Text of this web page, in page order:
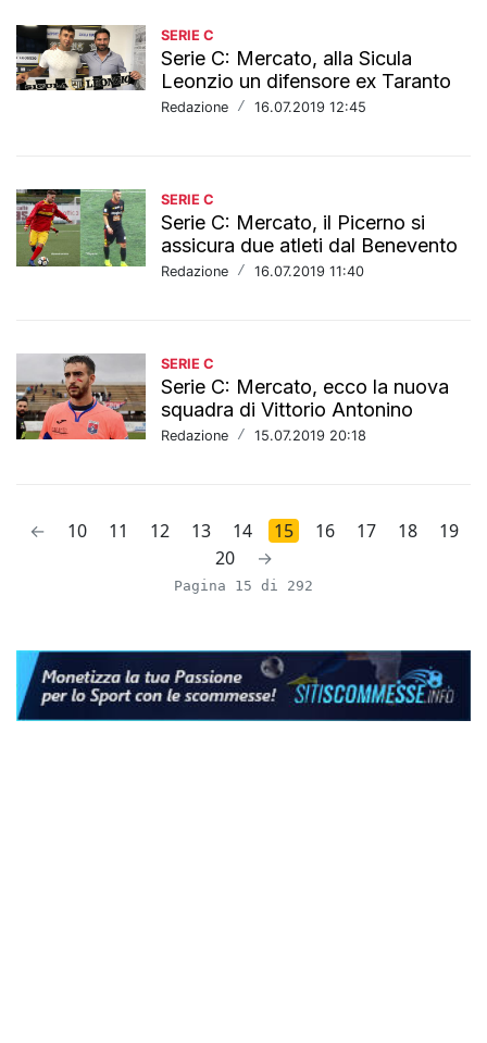
SERIE C
Serie C: Mercato, alla Sicula
Leonzio un difensore ex Taranto
Redazione / 16.07.2019 12:45
SERIE C
Serie C: Mercato, il Picerno si
assicura due atleti dal Benevento
Redazione / 16.07.2019 11:40
SERIE C
Serie C: Mercato, ecco la nuova
squadra di Vittorio Antonino
Redazione / 15.07.2019 20:18
← 10 11 12 13 14 15 16 17 18
19
20
→
Pagina 15 di 292